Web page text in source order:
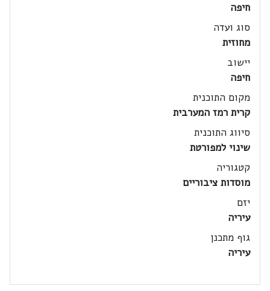
חיפה
סוג ועדה
מחוזית
יישוב
חיפה
מקום התוכנית
קרית רמז המערבית
סיווג התוכנית
שינוי למפורטת
קטגוריה
מוסדות ציבוריים
יזם
עיריה
גוף מתכנן
עיריה